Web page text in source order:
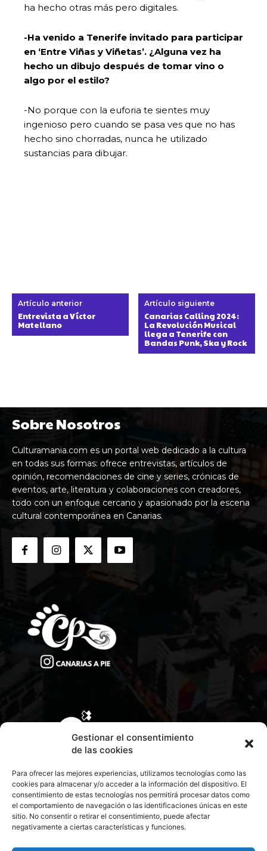
Gestionar el consentimiento
de las cookies
Para ofrecer las mejores experiencias, utilizamos tecnologías como las
cookies para almacenar y/o acceder a la información del dispositivo. El
consentimiento de estas tecnologías nos permitirá procesar datos como
el comportamiento de navegación o las identificaciones únicas en este
sitio. No consentir o retirar el consentimiento, puede afectar
negativamente a ciertas características y funciones.
ha hecho otras más pero digitales.
-Ha venido a Tenerife invitado para participar
en ‘Entre Viñas y Viñetas’. ¿Alguna vez ha
hecho un dibujo después de tomar vino o
algo por el estilo?
-No porque con la euforia te sientes muy
ingenioso pero cuando se pasa ves que no has
hecho sino chorradas, nunca he utilizado
sustancias para dibujar.
Artículo anterior
Entrevista a Víctor
Matellano
Artículo siguiente
Canarias Calling 2024:
La Revolución Musical
llega a Tenerife con
Bandas Punk, Ska y Rock
Sobre Nosotros
Culturamania.com es un portal web dedicado a la cultura
en todas sus formas: ofrece entrevistas, artículos de
opinión, recomendaciones de cine y series, crónicas de
eventos, arte, literatura y colaboraciones con creadores,
todo con un enfoque cercano y apasionado por la escena
cultural contemporánea en Canarias.
CONTACTA CON NOSOTROS